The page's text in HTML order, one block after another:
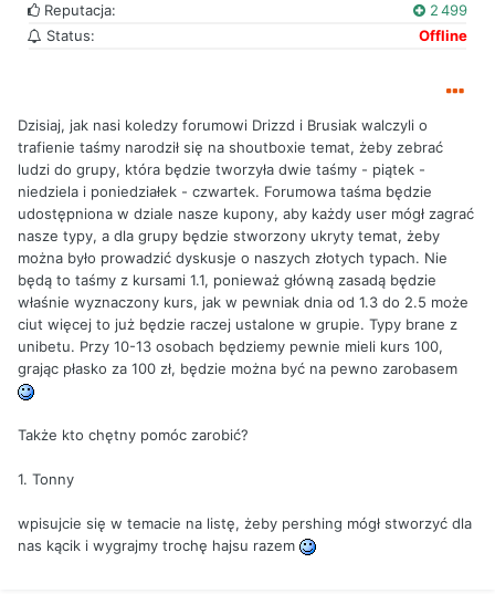
Reputacja:
2 499
Status:
Offline
Dzisiaj, jak nasi koledzy forumowi Drizzd i Brusiak walczyli o
trafienie taśmy narodził się na shoutboxie temat, żeby zebrać
ludzi do grupy, która będzie tworzyła dwie taśmy - piątek -
niedziela i poniedziałek - czwartek. Forumowa taśma będzie
udostępniona w dziale nasze kupony, aby każdy user mógł zagrać
nasze typy, a dla grupy będzie stworzony ukryty temat, żeby
można było prowadzić dyskusje o naszych złotych typach. Nie
będą to taśmy z kursami 1.1, ponieważ główną zasadą będzie
właśnie wyznaczony kurs, jak w pewniak dnia od 1.3 do 2.5 może
ciut więcej to już będzie raczej ustalone w grupie. Typy brane z
unibetu. Przy 10-13 osobach będziemy pewnie mieli kurs 100,
grając płasko za 100 zł, będzie można być na pewno zarobasem
Także kto chętny pomóc zarobić?
1. Tonny
wpisujcie się w temacie na listę, żeby pershing mógł stworzyć dla
nas kącik i wygrajmy trochę hajsu razem